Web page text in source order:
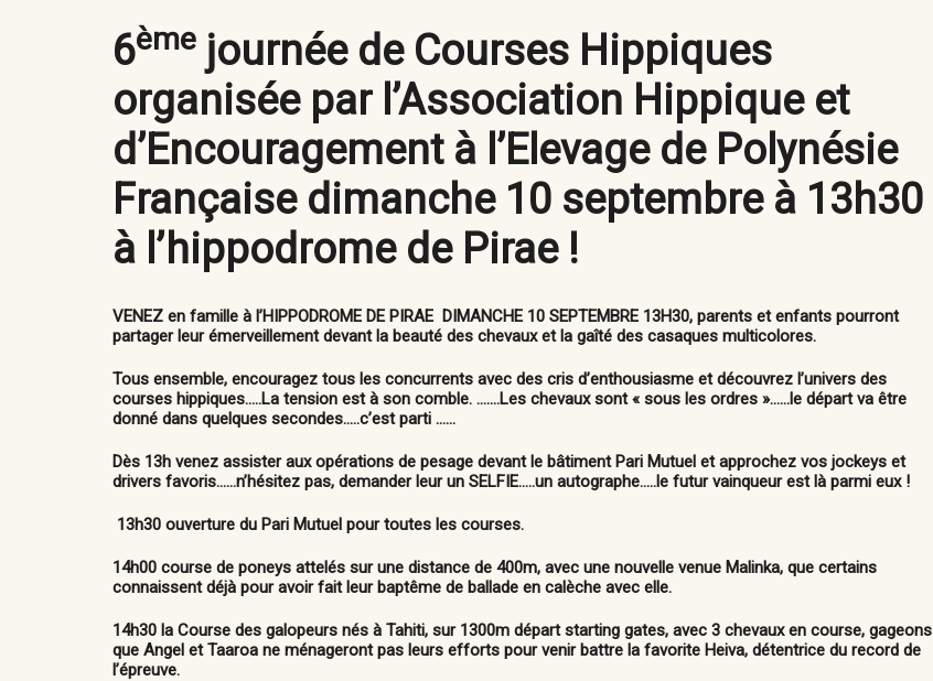
6ème journée de Courses Hippiques
organisée par l’Association Hippique et
d’Encouragement à l’Elevage de Polynésie
Française dimanche 10 septembre à 13h30
à l’hippodrome de Pirae !
VENEZ en famille à l’HIPPODROME DE PIRAE DIMANCHE 10 SEPTEMBRE 13H30, parents et enfants pourront
partager leur émerveillement devant la beauté des chevaux et la gaîté des casaques multicolores.
Tous ensemble, encouragez tous les concurrents avec des cris d’enthousiasme et découvrez l’univers des
courses hippiques…..La tension est à son comble. …….Les chevaux sont « sous les ordres »……le départ va être
donné dans quelques secondes…..c’est parti ……
Dès 13h venez assister aux opérations de pesage devant le bâtiment Pari Mutuel et approchez vos jockeys et
drivers favoris……n’hésitez pas, demander leur un SELFIE…..un autographe…..le futur vainqueur est là parmi eux !
13h30 ouverture du Pari Mutuel pour toutes les courses.
14h00 course de poneys attelés sur une distance de 400m, avec une nouvelle venue Malinka, que certains
connaissent déjà pour avoir fait leur baptême de ballade en calèche avec elle.
14h30 la Course des galopeurs nés à Tahiti, sur 1300m départ starting gates, avec 3 chevaux en course, gageons
que Angel et Taaroa ne ménageront pas leurs efforts pour venir battre la favorite Heiva, détentrice du record de
l’épreuve.